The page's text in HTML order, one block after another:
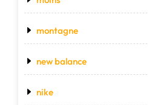
montagne
new balance
nike